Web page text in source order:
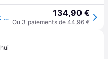
Casque POC Omne Air Mips Vert Mat, Taille L 134,90 €
Ou 3 paiements de 44,96 €